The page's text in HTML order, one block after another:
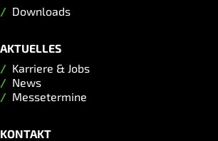
Downloads
AKTUELLES
Karriere & Jobs
News
Messetermine
KONTAKT